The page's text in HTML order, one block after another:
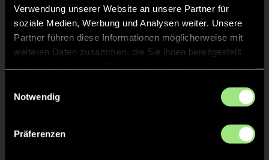
Verwendung unserer Website an unsere Partner für
soziale Medien, Werbung und Analysen weiter. Unsere
Partner führen diese Informationen möglicherweise mit
weiteren Daten zusammen, die Sie ihnen bereitgestellt
Notwendig
Präferenzen
TOR 2:3, FELDTOR
TOR 2:2, FELDTOR
2'